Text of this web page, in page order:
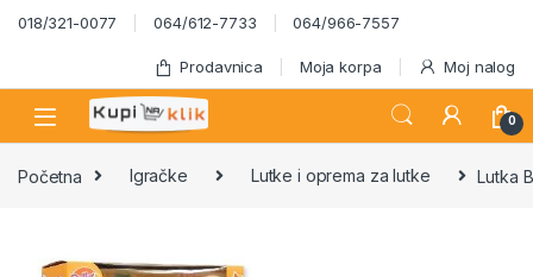
Skip to navigation
Skip to content
018/321-0077 064/612-7733 064/966-7557
Prodavnica Moja korpa Moj nalog
0
Početna Igračke Lutke i oprema za lutke Lutka